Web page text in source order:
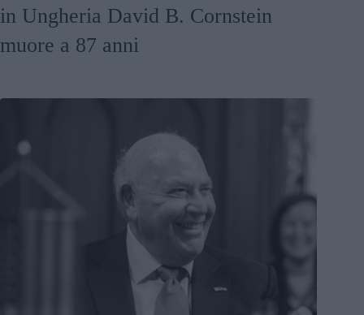
in Ungheria David B. Cornstein
muore a 87 anni